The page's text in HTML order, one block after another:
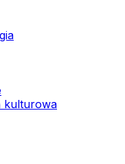
kulturowa